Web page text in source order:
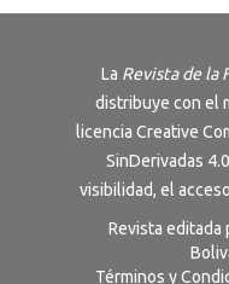
La Revista de la
distribuye con el
licencia Creative
SinDerivadas 4.0
visibilidad, el
Revista editada
Términos y